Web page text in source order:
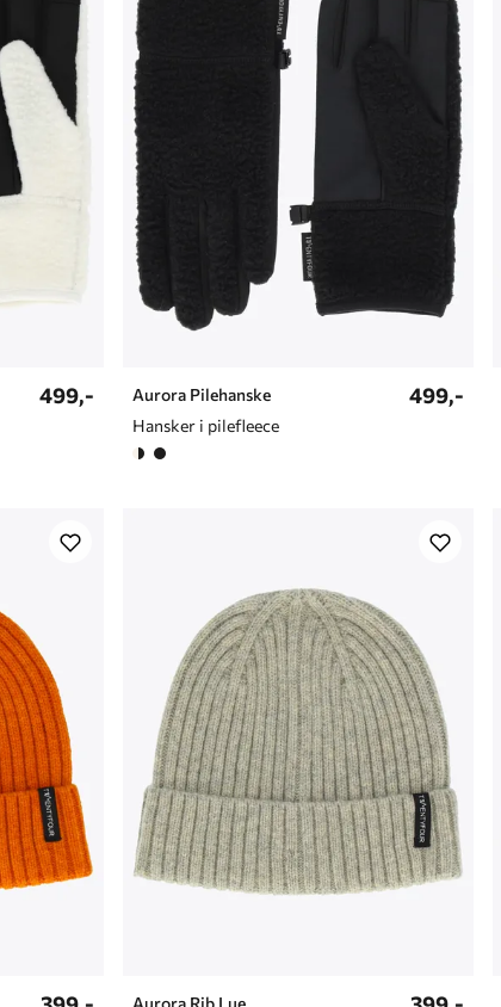
499,-
Aurora Pilehanske
Hansker i pilefleece
499,-